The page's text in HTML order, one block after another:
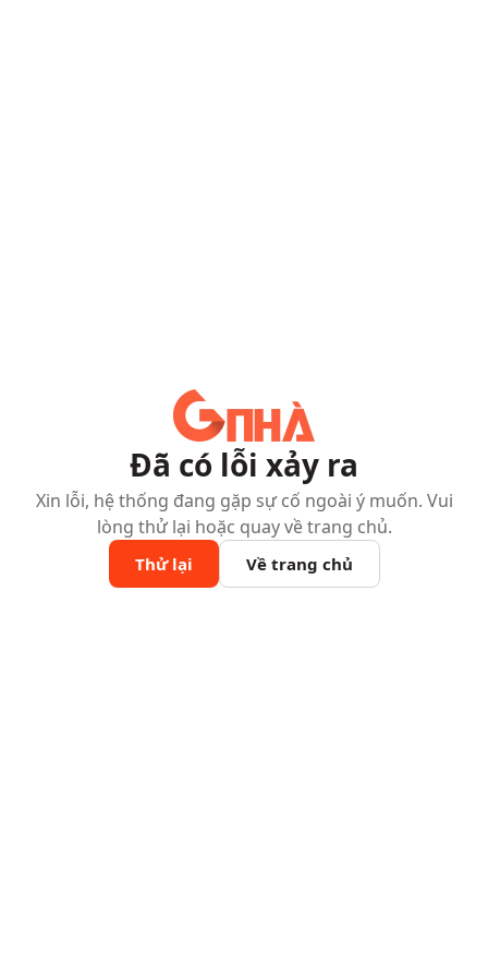
Đã có lỗi xảy ra
Xin lỗi, hệ thống đang gặp sự cố ngoài ý muốn. Vui
lòng thử lại hoặc quay về trang chủ.
Thử lại Về trang chủ